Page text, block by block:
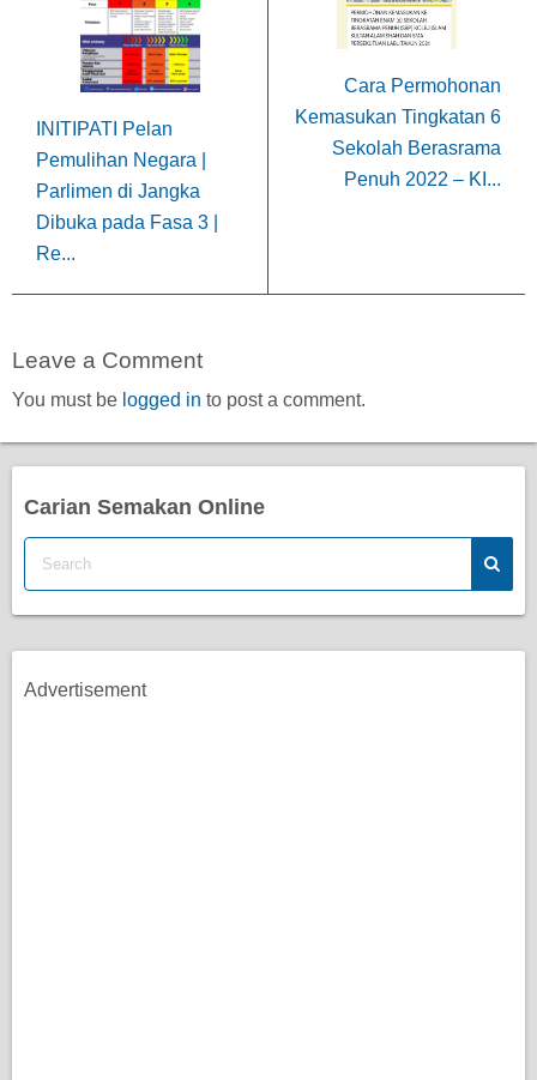
INITIPATI Pelan
Pemulihan Negara |
Parlimen di Jangka
Dibuka pada Fasa 3 |
Re...
Cara Permohonan
Kemasukan Tingkatan 6
Sekolah Berasrama
Penuh 2022 – KI...
Leave a Comment
You must be logged in to post a comment.
Carian Semakan Online
Advertisement